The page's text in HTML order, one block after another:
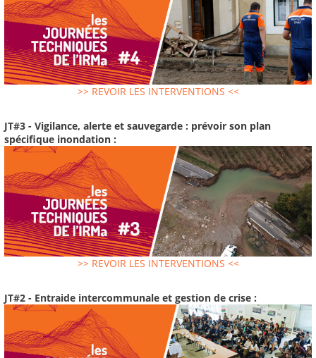
>> REVOIR LES INTERVENTIONS <<
JT#3 - Vigilance, alerte et sauvegarde : prévoir son plan
spécifique inondation :
>> REVOIR LES INTERVENTIONS <<
JT#2 - Entraide intercommunale et gestion de crise :